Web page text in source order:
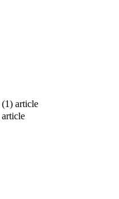
(1) article
article